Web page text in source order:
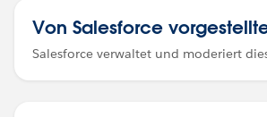
Von Salesforce
Salesforce verwaltet und moderiert